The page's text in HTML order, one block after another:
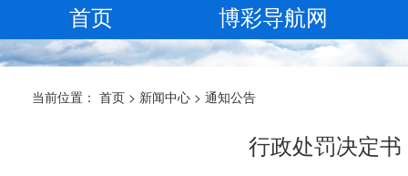
首页 博彩导航网
当前位置： 首页 > 新闻中心 > 通知公告
行政处罚决定